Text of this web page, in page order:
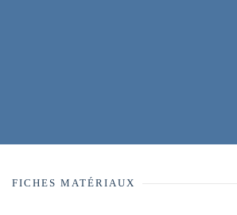
FICHES MATÉRIAUX